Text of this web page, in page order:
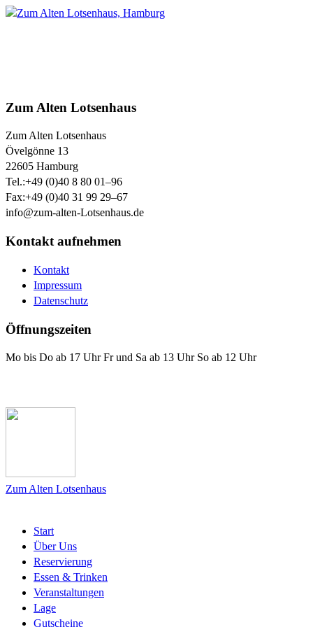
Zum Alten Lotsenhaus
Zum Alten Lotsenhaus
Övelgönne 13
22605 Hamburg
Tel.:+49 (0)40 8 80 01–96
Fax:+49 (0)40 31 99 29–67
info@zum-alten-Lotsenhaus.de
Kontakt aufnehmen
Kontakt
Impressum
Datenschutz
Öffnungszeiten
Mo bis Do ab 17 Uhr Fr und Sa ab 13 Uhr So ab 12 Uhr
Zum Alten Lotsenhaus
Start
Über Uns
Reservierung
Essen & Trinken
Veranstaltungen
Lage
Gutscheine